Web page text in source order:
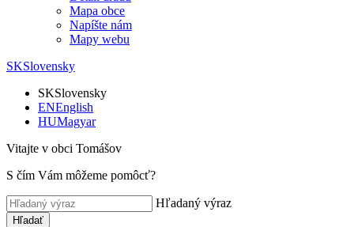
Mapa obce
Napíšte nám
Mapy webu
SKSlovensky
SKSlovensky
ENEnglish
HUMagyar
Vitajte v obci Tomášov
S čím Vám môžeme pomôcť?
Hľadaný výraz
Hľadať